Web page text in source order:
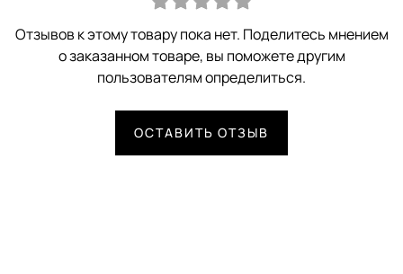
Отзывов к этому товару пока нет. Поделитесь мнением
о заказанном товаре, вы поможете другим
пользователям определиться.
ОСТАВИТЬ ОТЗЫВ